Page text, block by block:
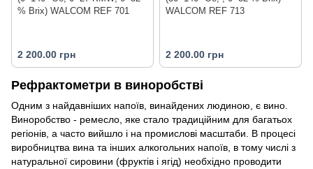
% Brix) WALCOM REF 701
2 200.00 грн
WALCOM REF 713
2 200.00 грн
Рефрактометри в виноробстві
Одним з найдавніших напоїв, винайдених людиною, є вино.
Виноробство - ремесло, яке стало традиційним для багатьох
регіонів, а часто вийшло і на промислові масштаби. В процесі
виробництва вина та інших алкогольних напоїв, в тому числі з
натуральної сировини (фруктів і ягід) необхідно проводити